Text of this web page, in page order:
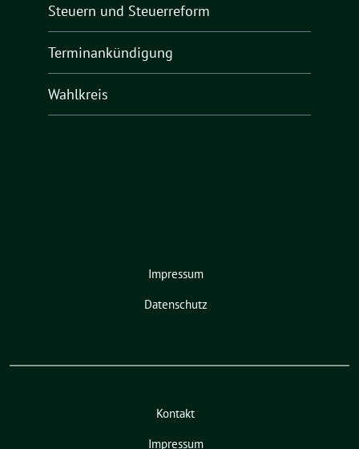
Steuern und Steuerreform
Terminankündigung
Wahlkreis
Impressum
Datenschutz
Kontakt
Impressum